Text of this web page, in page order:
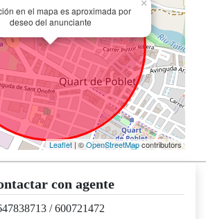
en el mapa es aproximada por
deseo del anunciante
×
Leaflet| ©OpenStreetMapcontributors
con agente
/600721472